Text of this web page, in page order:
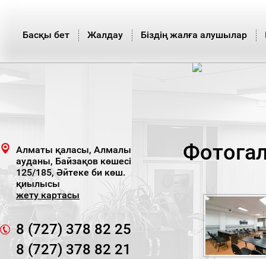
Басқы бет Жалдау Біздің жалға алушылар
Алматы қаласы, Алмалы
ауданы, Байзақов көшесі
125/185, Әйтеке би көш.
қиылысы
жету картасы
8 (727) 378 82 25
8 (727) 378 82 21